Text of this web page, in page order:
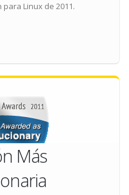
para Linuxde 2011.
Más